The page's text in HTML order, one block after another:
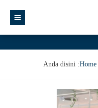
Anda disini :Home